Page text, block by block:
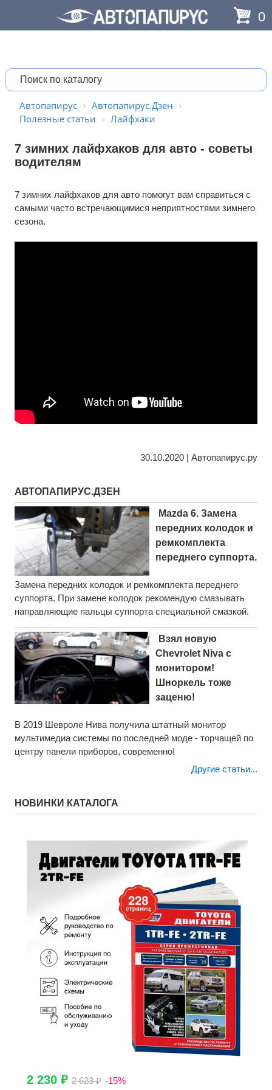
0
Автопапирус
Автопапирус.Дзен
Полезные статьи
Лайфхаки
7 зимних лайфхаков для авто - советы
водителям
7 зимних лайфхаков для авто помогут вам справиться с
самыми часто встречающимися неприятностями зимнего
сезона.
30.10.2020 | Автопапирус.ру
АВТОПАПИРУС.ДЗЕН
Mazda 6. Замена
передних колодок и
ремкомплекта
переднего суппорта.
Замена передних колодок и ремкомплекта переднего
суппорта. При замене колодок рекомендую смазывать
направляющие пальцы суппорта специальной смазкой.
Взял новую
Chevrolet Niva с
монитором!
Шноркель тоже
заценю!
В 2019 Шевроле Нива получила штатный монитор
мультимедиа системы по последней моде - торчащей по
центру панели приборов, современно!
Другие статьи...
НОВИНКИ КАТАЛОГА
2 230 ₽ 2 623 ₽ -15%